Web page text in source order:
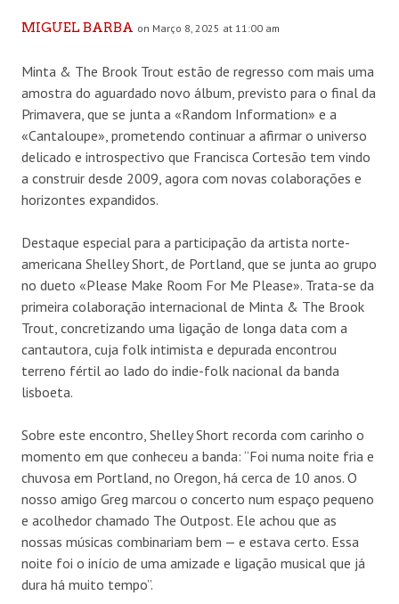
MIGUEL BARBA on Março 8, 2025 at 11:00 am
Minta & The Brook Trout estão de regresso com mais uma
amostra do aguardado novo álbum, previsto para o final da
Primavera, que se junta a «Random Information» e a
«Cantaloupe», prometendo continuar a afirmar o universo
delicado e introspectivo que Francisca Cortesão tem vindo
a construir desde 2009, agora com novas colaborações e
horizontes expandidos.
Destaque especial para a participação da artista norte-
americana Shelley Short, de Portland, que se junta ao grupo
no dueto «Please Make Room For Me Please». Trata-se da
primeira colaboração internacional de Minta & The Brook
Trout, concretizando uma ligação de longa data com a
cantautora, cuja folk intimista e depurada encontrou
terreno fértil ao lado do indie-folk nacional da banda
lisboeta.
Sobre este encontro, Shelley Short recorda com carinho o
momento em que conheceu a banda: “Foi numa noite fria e
chuvosa em Portland, no Oregon, há cerca de 10 anos. O
nosso amigo Greg marcou o concerto num espaço pequeno
e acolhedor chamado The Outpost. Ele achou que as
nossas músicas combinariam bem — e estava certo. Essa
noite foi o início de uma amizade e ligação musical que já
dura há muito tempo”.